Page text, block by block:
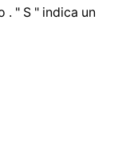
" S " indica un